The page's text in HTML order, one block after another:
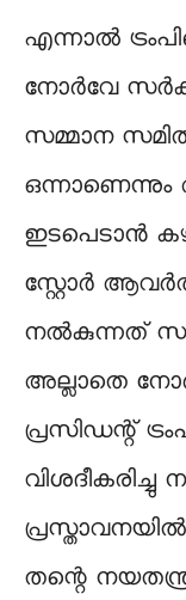
എന്നാൽ
നോർവേ
സമ്മാന
ഇടപെടാൻ
സ്റ്റോർ
നൽകുന്നത്
അല്ലാതെ
പ്രസിഡന്റ്
വിശദീകരിച്ചു
തന്റെ